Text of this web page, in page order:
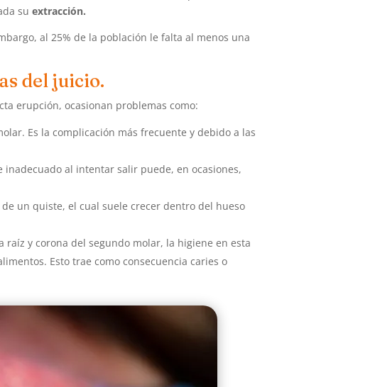
suextracción.
al 25% de la población le falta al menos una
del juicio.
erupción, ocasionan problemas como:
Es la complicación más frecuente y debido a las
al intentar salir puede, en ocasiones,
un quiste, el cual suele crecer dentro del hueso
y corona del segundo molar, la higiene en esta
Esto trae como consecuencia caries o